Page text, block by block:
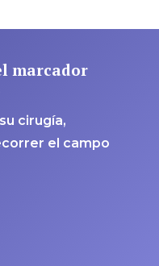
marcador
cirugía,
el campo